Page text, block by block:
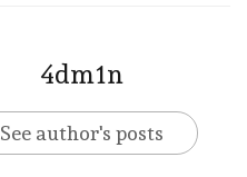
4dm1n
See author's posts